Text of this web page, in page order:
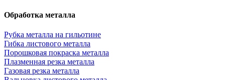
Обработка металла
Рубка металла на гильотине
Гибка листового металла
Порошковая покраска металла
Плазменная резка металла
Газовая резка металла